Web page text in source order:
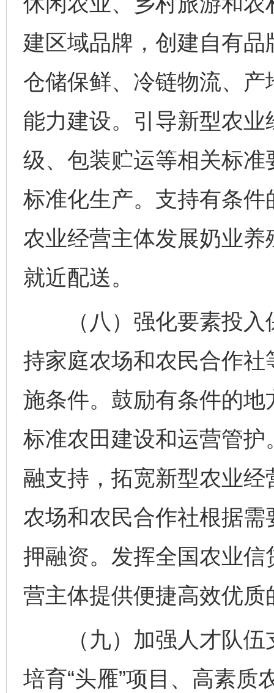
建区域品牌，创建自有
仓储保鲜、冷链物流、
能力建设。引导新型农
级、包装贮运等相关标
标准化生产。支持有条
农业经营主体发展奶业
就近配送。
（八）强化要素投入
持家庭农场和农民合作
施条件。鼓励有条件的
标准农田建设和运营管
融支持，拓宽新型农业
农场和农民合作社根据
押融资。发挥全国农业
营主体提供便捷高效优质
（九）加强人才队伍
培育“头雁”项目、高素质